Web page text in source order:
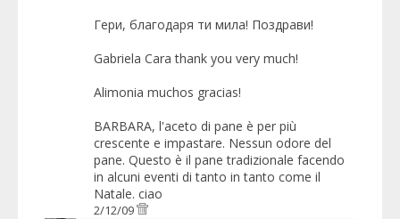
Гери, благодаря ти мила! Поздрави!
Gabriela Cara thank you very much!
Alimonia muchos gracias!
BARBARA, l'aceto di pane è per più
crescente e impastare. Nessun odore del
pane. Questo è il pane tradizionale facendo
in alcuni eventi di tanto in tanto come il
Natale. ciao
2/12/09